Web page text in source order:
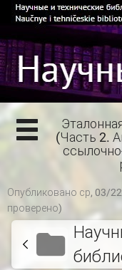
(Часть 2.
Опубликовано ср, 03/
проверено)